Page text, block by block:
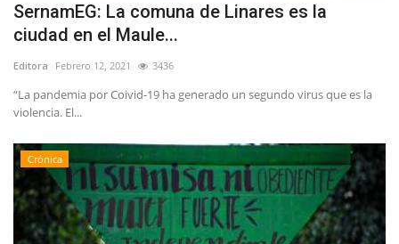
Espectáculos
SernamEG: La comuna de Linares es la
ciudad en el Maule...
Editora Febrero 12, 2021 3436
“La pandemia por Coivid-19 ha generado un segundo virus que es la
violencia. El...
Crónica